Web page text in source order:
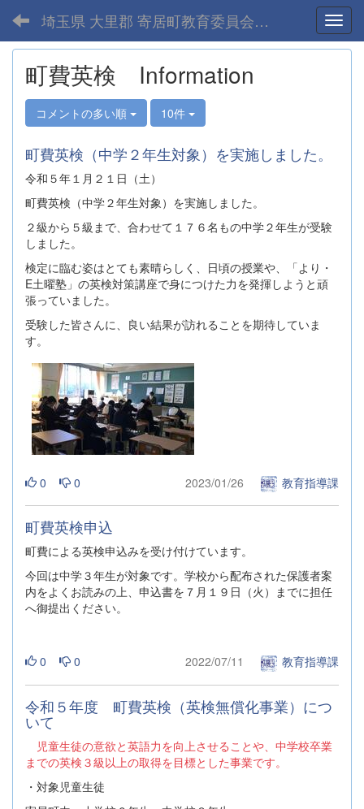
埼玉県 大里郡 寄居町教育委員会-home
町費英検 Information
コメントの多い順 10件
町費英検（中学２年生対象）を実施しました。
令和５年１月２１日（土）
町費英検（中学２年生対象）を実施しました。
２級から５級まで、合わせて１７６名もの中学２年生が受験
しました。
検定に臨む姿はとても素晴らしく、日頃の授業や、「より・
E土曜塾」の英検対策講座で身につけた力を発揮しようと頑
張っていました。
受験した皆さんに、良い結果が訪れることを期待していま
す。
0 0 2023/01/26 教育指導課
町費英検申込
町費による英検申込みを受け付けています。
今回は中学３年生が対象です。学校から配布された保護者案
内をよくお読みの上、申込書を７月１９日（火）までに担任
へ御提出ください。
0 0 2022/07/11 教育指導課
令和５年度 町費英検（英検無償化事業）につ
いて
児童生徒の意欲と英語力を向上させることや、中学校卒業
までの英検３級以上の取得を目標とした事業です。
・対象児童生徒